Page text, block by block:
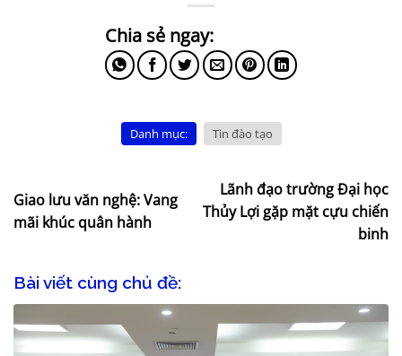
Danh mục: Tin đào tạo
Giao lưu văn nghệ: Vang
mãi khúc quân hành
Lãnh đạo trường Đại học
Thủy Lợi gặp mặt cựu chiến
binh
Bài viết cùng chủ đề: